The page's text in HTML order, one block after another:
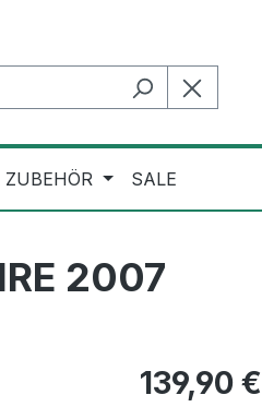
ZUBEHÖR SALE
2007
Regulärer Preis:
139,90 €